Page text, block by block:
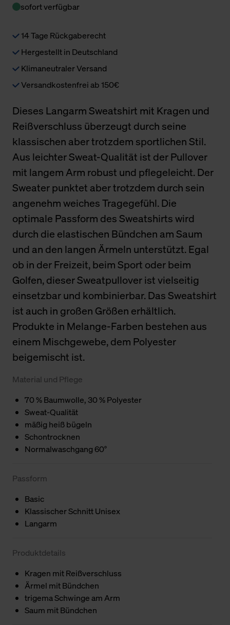
sofort verfügbar
14 Tage Rückgaberecht
Hergestellt in Deutschland
Klimaneutraler Versand
Versandkostenfrei ab 150€
Dieses Langarm Sweatshirt mit Kragen und
Reißverschluss überzeugt durch seine
klassischen aber trotzdem sportlichen Stil.
Aus leichter Sweat-Qualität ist der Pullover
mit langem Arm robust und pflegeleicht. Der
Sweater punktet aber trotzdem durch sein
angenehm weiches Tragegefühl. Die
optimale Passform des Sweatshirts wird
durch die elastischen Bündchen am Saum
und an den langen Ärmeln unterstützt. Egal
ob in der Freizeit, beim Sport oder beim
Golfen, dieser Sweatpullover ist vielseitig
einsetzbar und kombinierbar. Das Sweatshirt
ist auch in großen Größen erhältlich.
Produkte in Melange-Farben bestehen aus
einem Mischgewebe, dem Polyester
beigemischt ist.
Material und Pflege
70 % Baumwolle, 30 % Polyester
Sweat-Qualität
mäßig heiß bügeln
Schontrocknen
Normalwaschgang 60°
Passform
Basic
Klassischer Schnitt Unisex
Langarm
Produktdetails
Kragen mit Reißverschluss
Ärmel mit Bündchen
trigema Schwinge am Arm
Saum mit Bündchen